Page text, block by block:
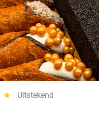
star
Uitstekend